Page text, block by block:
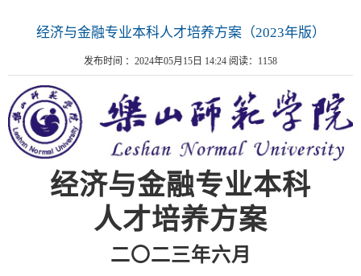
经济与金融专业本科人才培养方案（2023年版）
发布时间 ：2024年05月15日 14:24 阅读： 1158
经济与金融专业本科
人才培养方案
二〇二三年六月